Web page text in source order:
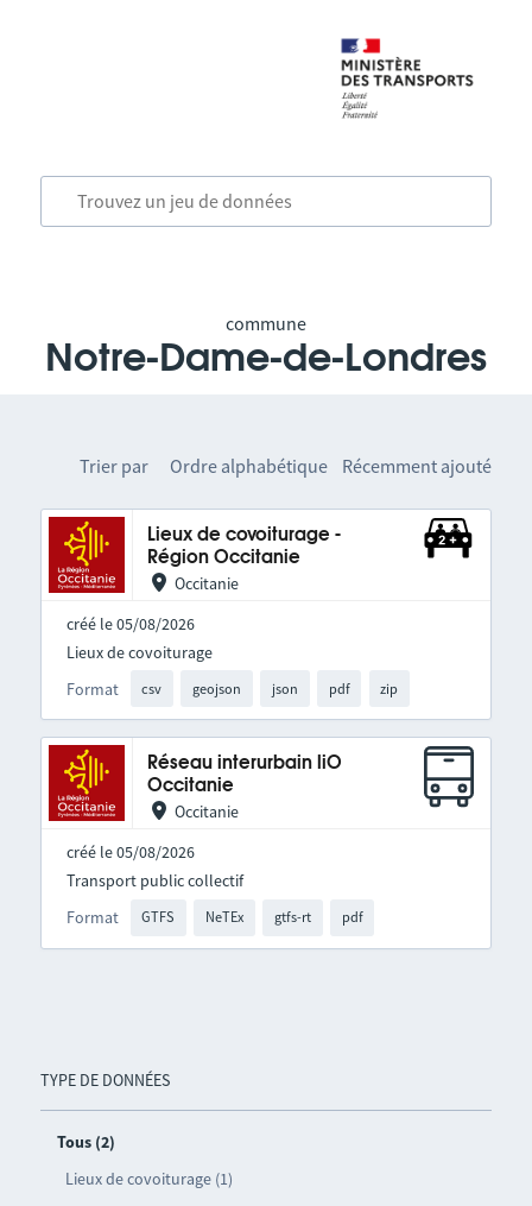
commune
Notre-Dame-de-Londres
TYPE DE DONNÉES
Tous (2)
Lieux de covoiturage (1)
Trier par Ordre alphabétique Récemment ajouté
Lieux de covoiturage -
Région Occitanie
Occitanie
créé le 05/08/2026
Format csv geojson json pdf zip
Lieux de covoiturage
Réseau interurbain liO
Occitanie
Occitanie
créé le 05/08/2026
Format GTFS NeTEx gtfs-rt pdf
Transport public collectif